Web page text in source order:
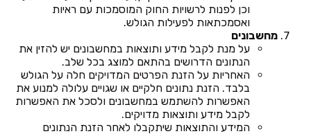
וכן לפנות לרשויות החוק המוסמכות עם ראיות
ואסמכתאות לפעילות הגולש.
מחשבונים
על מנת לקבל מידע ותוצאות במחשבונים יש להזין את
הנתונים הדרושים בהתאם למוצג בכל שלב.
האחריות על הזנת הפרטים המדויקים חלה על הגולש
בלבד. הזנת נתונים חלקיים או שגויים עלולה למנוע את
האפשרות להשתמש במחשבונים ולסכל את האפשרות
לקבל מידע ותוצאות מדויקים.
המידע והתוצאות שיתקבלו לאחר הזנת הנתונים